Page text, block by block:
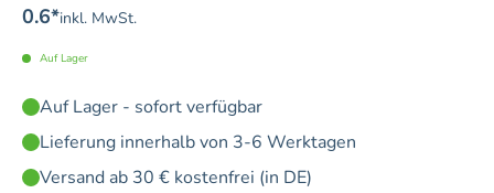
0.6*inkl. MwSt.
Auf Lager
Auf Lager - sofort verfügbar
Lieferung innerhalb von 3-6 Werktagen
Versand ab 30 € kostenfrei (in DE)